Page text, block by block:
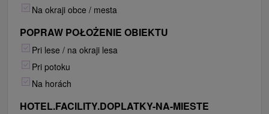
Na okraji obce / mesta
POPRAW POŁOŻENIE OBIEKTU
Pri lese / na okraji lesa
Pri potoku
Na horách
HOTEL.FACILITY.DOPLATKY-NA-MIESTE